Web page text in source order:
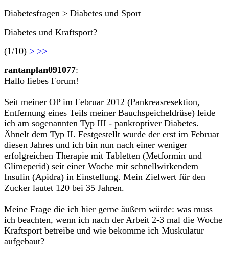
Diabetesfragen > Diabetes und Sport
Diabetes und Kraftsport?
(1/10) > >>
rantanplan091077:
Hallo liebes Forum!
Seit meiner OP im Februar 2012 (Pankreasresektion,
Entfernung eines Teils meiner Bauchspeicheldrüse) leide
ich am sogenannten Typ III - pankroptiver Diabetes.
Ähnelt dem Typ II. Festgestellt wurde der erst im Februar
diesen Jahres und ich bin nun nach einer weniger
erfolgreichen Therapie mit Tabletten (Metformin und
Glimeperid) seit einer Woche mit schnellwirkendem
Insulin (Apidra) in Einstellung. Mein Zielwert für den
Zucker lautet 120 bei 35 Jahren.
Meine Frage die ich hier gerne äußern würde: was muss
ich beachten, wenn ich nach der Arbeit 2-3 mal die Woche
Kraftsport betreibe und wie bekomme ich Muskulatur
aufgebaut?